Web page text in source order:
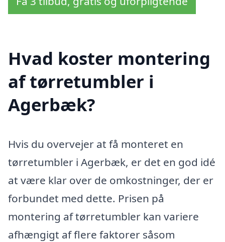
Hvad koster montering
af tørretumbler i
Agerbæk?
Hvis du overvejer at få monteret en
tørretumbler i Agerbæk, er det en god idé
at være klar over de omkostninger, der er
forbundet med dette. Prisen på
montering af tørretumbler kan variere
afhængigt af flere faktorer såsom